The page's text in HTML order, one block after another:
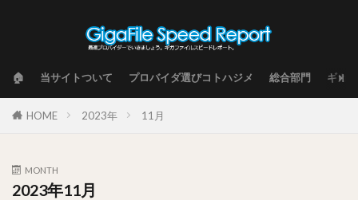
🏠 当サイトついて プロバイダ選びコトハジメ 総合部門 ギガ
HOME 2023年 11月
MONTH
2023年11月